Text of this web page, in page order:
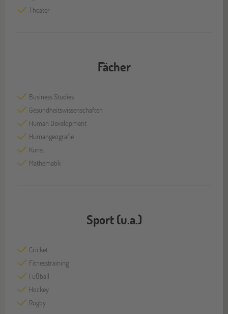
Theater
Fächer
Business Studies
Gesundheitswissenschaften
Human Development
Humangeografie
Kunst
Mathematik
Sport (u.a.)
Cricket
Fitnesstraining
Fußball
Hockey
Rugby